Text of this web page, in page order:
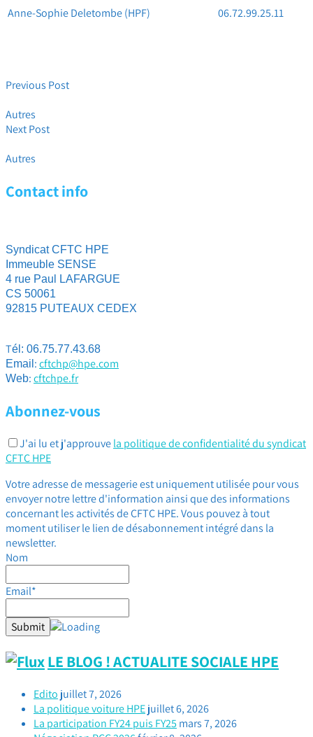
Anne-Sophie Deletombe (HPF) 06.72.99.25.11
Previous Post
Autres
Next Post
Autres
Contact info
Syndicat CFTC HPE
Immeuble SENSE
4 rue Paul LAFARGUE
CS 50061
92815 PUTEAUX CEDEX
Tél: 06.75.77.43.68
Email :cftchp@hpe.com
Web:cftchpe.fr
Abonnez-vous
J'ai lu et j'approuvela politique de confidentialité du syndicat
CFTC HPE
Votre adresse de messagerie est uniquement utilisée pour vous
envoyer notre lettre d'information ainsi que des informations
concernant les activités de CFTC HPE. Vous pouvez à tout
moment utiliser le lien de désabonnement intégré dans la
newsletter.
Nom
Email*
LE BLOG ! ACTUALITE SOCIALE HPE
Edito juillet 7, 2026
La politique voiture HPEjuillet 6, 2026
La participation FY24 puis FY25 mars 7, 2026